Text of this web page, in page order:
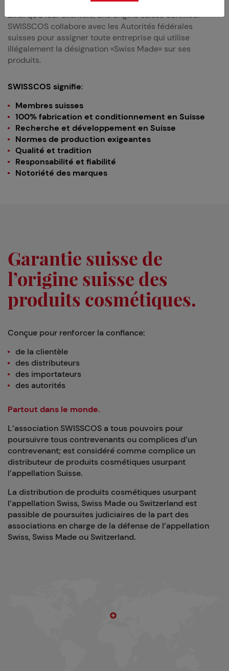
strictes pour garantir à leurs partenaires internationaux,
ainsi qu’à leur clientèle, une origine suisse certifiée.
SWISSCOS collabore avec les Autorités fédérales
suisses pour assigner toute entreprise qui utilise
illégalement la désignation «Swiss Made» sur ses
produits.
SWISSCOS signifie:
Membres suisses
100% fabrication et conditionnement en Suisse
Recherche et développement en Suisse
Normes de production exigeantes
Qualité et tradition
Responsabilité et fiabilité
Notoriété des marques
Garantie suisse de
l’origine suisse des
produits cosmétiques.
Conçue pour renforcer la confiance:
de la clientèle
des distributeurs
des importateurs
des autorités
Partout dans le monde.
L’association SWISSCOS a tous pouvoirs pour
poursuivre tous contrevenants ou complices d’un
contrevenant; est considéré comme complice un
distributeur de produits cosmétiques usurpant
l’appellation Suisse.
La distribution de produits cosmétiques usurpant
l’appellation Swiss, Swiss Made ou Switzerland est
passible de poursuites judiciaires de la part des
associations en charge de la défense de l’appellation
Swiss, Swiss Made ou Switzerland.